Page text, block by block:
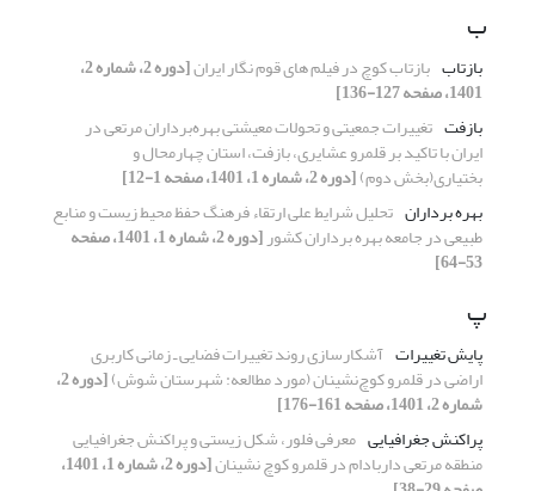
ب
بازتاب بازتاب کوچ در فیلم های قوم نگار ایران [دوره 2، شماره 2،
1401، صفحه 127-136]
بازفت تغییرات جمعیتی و تحولات معیشتی بهره‌برداران مرتعی در
ایران با تاکید بر قلمرو عشایری، بازفت، استان چهارمحال و
بختیاری(بخش دوم)[دوره 2، شماره 1، 1401، صفحه 1-12]
بهره برداران تحلیل شرایط علی ارتقاء فرهنگ حفظ محیط زیست و منابع
طبیعی در جامعه بهره برداران کشور [دوره 2، شماره 1، 1401، صفحه
53-64]
پ
پایش تغییرات آشکارسازی روند تغییرات فضایی ـ زمانی کاربری
اراضی در قلمرو کوچ‌نشینان (مورد مطالعه: شهرستان شوش) [دوره 2،
شماره 2، 1401، صفحه 161-176]
پراکنش جغرافیایی معرفی فلور، شکل زیستی و پراکنش جغرافیایی
منطقه مرتعی داربادام در قلمرو کوچ نشینان [دوره 2، شماره 1، 1401،